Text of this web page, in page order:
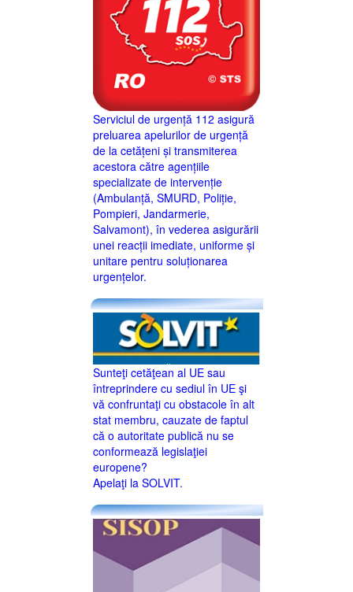
Serviciul de urgență 112 asigură
preluarea apelurilor de urgență
de la cetățeni și transmiterea
acestora către agențiile
specializate de intervenție
(Ambulanță, SMURD, Poliție,
Pompieri, Jandarmerie,
Salvamont), în vederea asigurării
unei reacții imediate, uniforme și
unitare pentru soluționarea
urgențelor.
Sunteţi cetăţean al UE sau
întreprindere cu sediul în UE şi
vă confruntaţi cu obstacole în alt
stat membru, cauzate de faptul
că o autoritate publică nu se
conformează legislaţiei
europene?
Apelaţi la SOLVIT.